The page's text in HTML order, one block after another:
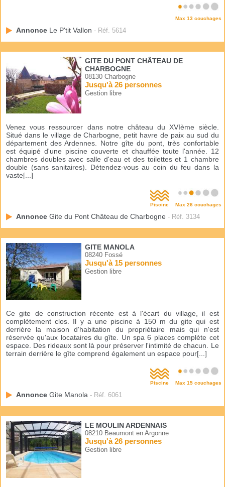
Max 13 couchages
Annonce Le P'tit Vallon - Réf. 5614
GITE DU PONT CHÂTEAU DE
CHARBOGNE
08130 Charbogne
Jusqu'à 26 personnes
Gestion libre
Venez vous ressourcer dans notre château du XVIème siècle.
Situé dans le village de Charbogne, petit havre de paix au sud du
département des Ardennes. Notre gîte du pont, très confortable
est équipé d'une piscine couverte et chauffée toute l'année. 12
chambres doubles avec salle d'eau et des toilettes et 1 chambre
double (sans sanitaires). Détendez-vous au coin du feu dans la
vaste[...]
Piscine Max 26 couchages
Annonce Gite du Pont Château de Charbogne - Réf. 3134
GITE MANOLA
08240 Fossé
Jusqu'à 15 personnes
Gestion libre
Ce gite de construction récente est à l'écart du village, il est
complètement clos. Il y a une piscine à 150 m du gite qui est
derrière la maison d'habitation du propriétaire mais qui n'est
réservée qu'aux locataires du gîte. Un spa 6 places complète cet
espace. Des rideaux sont là pour préserver l'intimité de chacun. Le
terrain derrière le gîte comprend également un espace pour[...]
Piscine Max 15 couchages
Annonce Gite Manola - Réf. 6061
LE MOULIN ARDENNAIS
08210 Beaumont en Argonne
Jusqu'à 26 personnes
Gestion libre